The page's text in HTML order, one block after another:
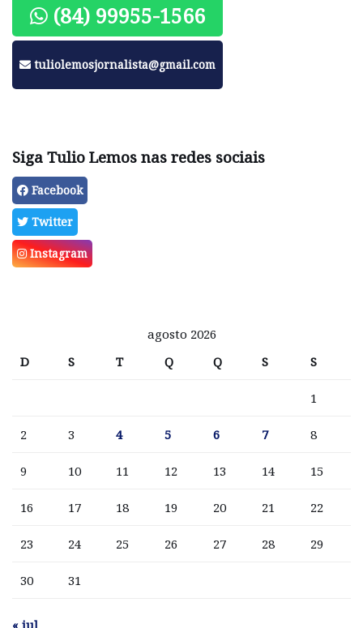
(84) 99955-1566
tuliolemosjornalista@gmail.com
Siga Tulio Lemos nas redes sociais
Facebook
Twitter
Instagram
agosto 2026
D
S T Q Q S S
1
2 3 4 5 6 7 8
9 10 11 12 13 14 15
16 17 18 19 20 21 22
23 24 25 26 27 28 29
30 31
« jul